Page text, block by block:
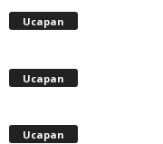
Ucapan
Ucapan
Ucapan